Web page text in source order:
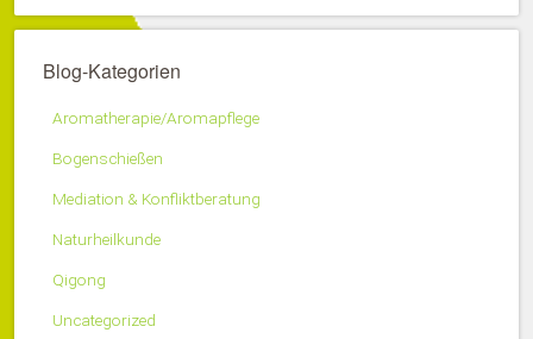
Blog-Kategorien
Aromatherapie/Aromapflege
Bogenschießen
Mediation & Konfliktberatung
Naturheilkunde
Qigong
Uncategorized